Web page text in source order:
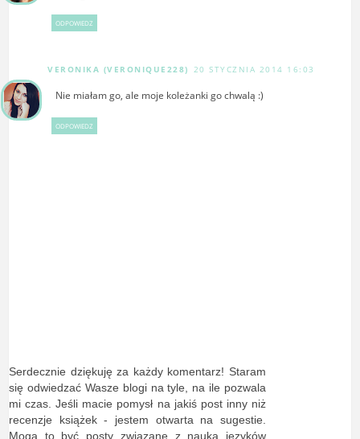
ODPOWIEDZ
VERONIKA (VERONIQUE228) 20 STYCZNIA 2014 16:03
Nie miałam go, ale moje koleżanki go chwalą :)
ODPOWIEDZ
Serdecznie dziękuję za każdy komentarz! Staram
się odwiedzać Wasze blogi na tyle, na ile pozwala
mi czas. Jeśli macie pomysł na jakiś post inny niż
recenzje książek - jestem otwarta na sugestie.
Mogą to być posty związane z nauką języków